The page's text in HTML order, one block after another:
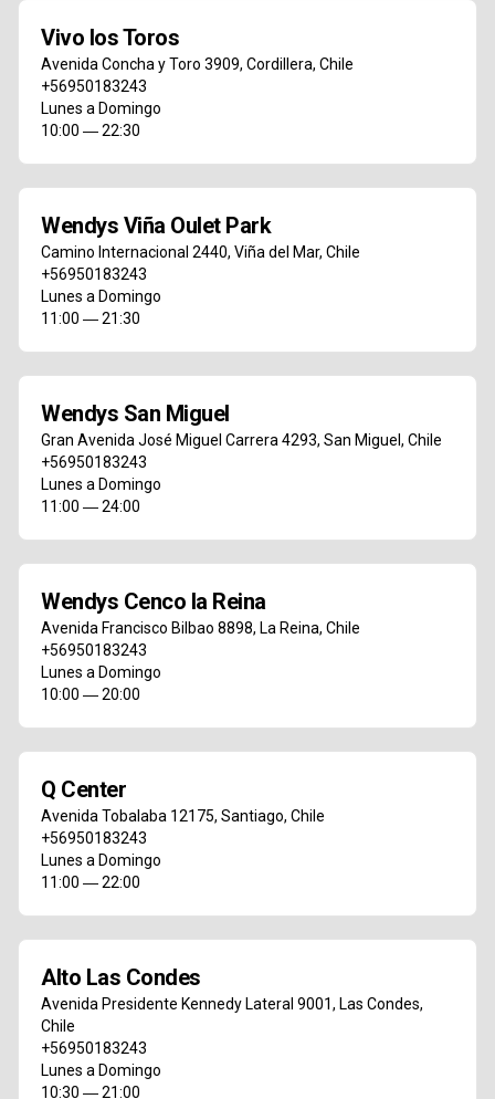
Vivo los Toros
Avenida Concha y Toro 3909, Cordillera, Chile
+56950183243
Lunes a Domingo
10:00 ― 22:30
Wendys Viña Oulet Park
Camino Internacional 2440, Viña del Mar, Chile
+56950183243
Lunes a Domingo
11:00 ― 21:30
Wendys San Miguel
Gran Avenida José Miguel Carrera 4293, San Miguel , Chile
+56950183243
Lunes a Domingo
11:00 ― 24:00
Wendys Cenco la Reina
Avenida Francisco Bilbao 8898, La Reina, Chile
+56950183243
Lunes a Domingo
10:00 ― 20:00
Q Center
Avenida Tobalaba 12175, Santiago, Chile
+56950183243
Lunes a Domingo
11:00 ― 22:00
Alto Las Condes
Avenida Presidente Kennedy Lateral 9001, Las Condes,
Chile
+56950183243
Lunes a Domingo
10:30 ― 21:00